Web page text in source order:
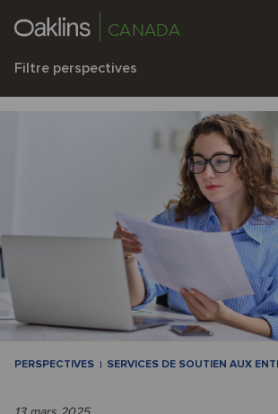
CANADA
Filtre perspectives
PERSPECTIVES SERVICES DE SOUTIEN AUX